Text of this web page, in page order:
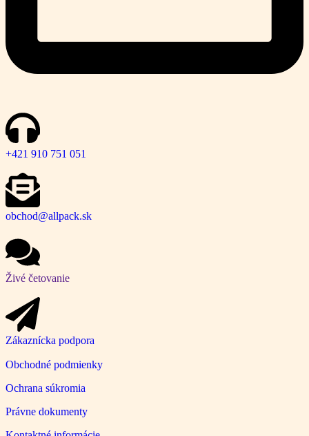
+421 910 751 051
obchod@allpack.sk
Živé četovanie
Zákaznícka podpora
Obchodné podmienky
Ochrana súkromia
Právne dokumenty